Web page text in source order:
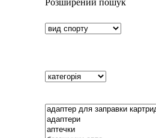
Розширений пошук